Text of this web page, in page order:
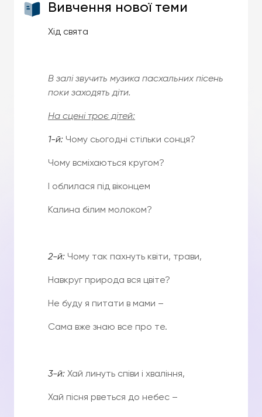
Вивчення нової теми
Хід свята
В залі звучить музика пасхальних пісень
поки заходять діти.
На сцені троє дітей:
1-й: Чому сьогодні стільки сонця?
Чому всміхаються кругом?
І облилася під віконцем
Калина білим молоком?
2-й: Чому так пахнуть квіти, трави,
Навкруг природа вся цвіте?
Не буду я питати в мами –
Сама вже знаю все про те.
3-й: Хай линуть співи і хваління,
Хай пісня рветься до небес –